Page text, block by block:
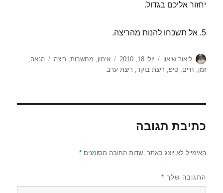
יחזור אליכם בגדול.
5. אל תשכחו להנות מהריצה.
מחבר
ליאור שיאון
פורסם
בתאריך
יולי 18, 2010 קטגוריות
אימון, מחשבות, ריצה תגיות
הנאה,
זמן, חיים,טיפ, ריצת בוקר, ריצת ערב
כתיבת תגובה
האימייל לא יוצג באתר. שדות החובה מסומנים*
התגובה שלך *